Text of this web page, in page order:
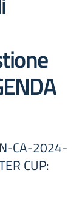
CA-2024-
CUP: